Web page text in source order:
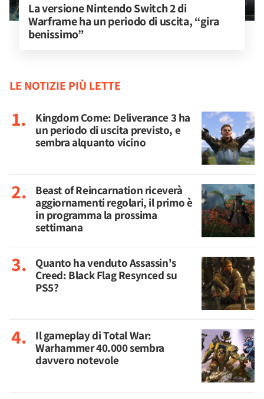
La versione Nintendo Switch 2 di
Warframe ha un periodo di uscita, “gira
benissimo”
LE NOTIZIE PIÙ LETTE
Kingdom Come: Deliverance 3 ha
un periodo di uscita previsto, e
sembra alquanto vicino
Beast of Reincarnation riceverà
aggiornamenti regolari, il primo è
in programma la prossima
settimana
Quanto ha venduto Assassin's
Creed: Black Flag Resynced su
PS5?
Il gameplay di Total War:
Warhammer 40.000 sembra
davvero notevole